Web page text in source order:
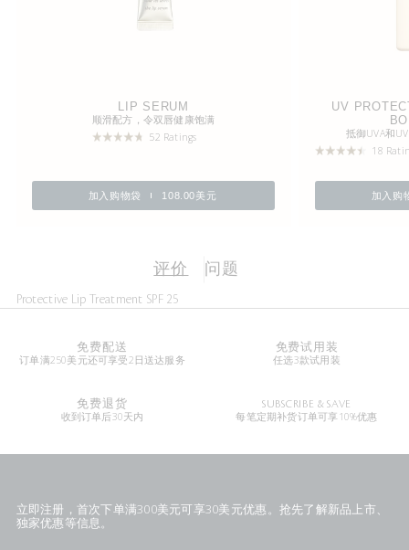
LIP SERUM
顺滑配方，令双唇健康饱满
52 Ratings
加入购物袋 108.00美元
UV
抵御UVA和
18
加入购
评价 问题
Protective Lip Treatment SPF 25
免费配送
订单满250美元还可享受2日送达服务
免费试用装
任选3款试用装
免费退货
收到订单后30天内
SUBSCRIBE & SAVE
每笔定期补货订单可享10%优惠
立即注册，首次下单满300美元可享30美元优惠。抢先了解新品上市、
独家优惠等信息。